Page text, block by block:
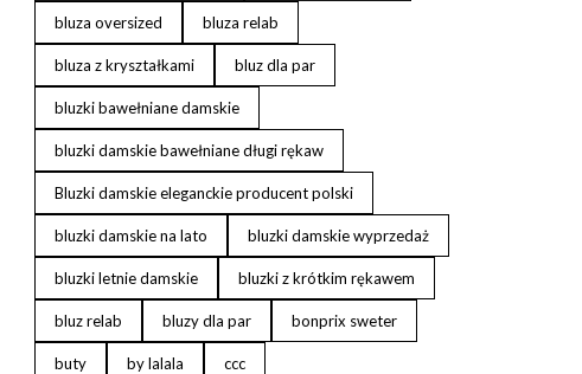
bluza oversized bluza relab
bluza z kryształkami bluz dla par
bluzki bawełniane damskie
bluzki damskie bawełniane długi rękaw
Bluzki damskie eleganckie producent polski
bluzki damskie na lato bluzki damskie wyprzedaż
bluzki letnie damskie bluzki z krótkim rękawem
bluz relab bluzy dla par bonprix sweter
buty by lalala ccc